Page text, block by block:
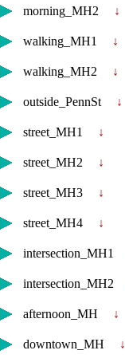
morning_MH2 ↓
walking_MH1 ↓
walking_MH2 ↓
outside_PennSt ↓
street_MH1 ↓
street_MH2 ↓
street_MH3 ↓
street_MH4 ↓
intersection_MH1
intersection_MH2
afternoon_MH ↓
downtown_MH ↓